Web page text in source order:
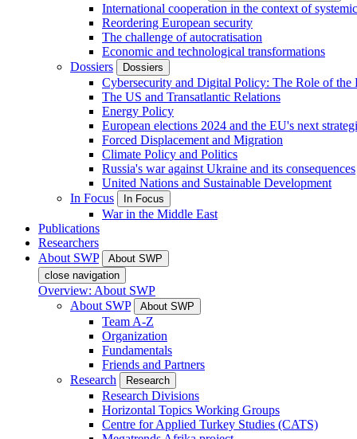
International cooperation in the context of
Reordering European security
The challenge of autocratisation
Economic and technological transformations
Dossiers
Dossiers
Cybersecurity and Digital Policy: The Role of
The US and Transatlantic Relations
Energy Policy
European elections 2024 and the EU's next
Forced Displacement and Migration
Climate Policy and Politics
Russia's war against Ukraine and its consequences
United Nations and Sustainable Development
In Focus
In Focus
War in the Middle East
Publications
Researchers
About SWP
About SWP
close navigation
Overview: About SWP
About SWP
About SWP
Team A-Z
Organization
Fundamentals
Friends and Partners
Research
Research
Research Divisions
Horizontal Topics Working Groups
Centre for Applied Turkey Studies (CATS)